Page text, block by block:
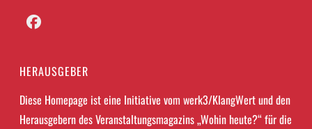
HERAUSGEBER
Diese Homepage ist eine Initiative vom werk3/KlangWert und den
Herausgebern des Veranstaltungsmagazins „Wohin heute?“ für die